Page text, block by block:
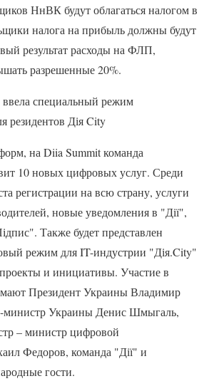
НнВК будут облагаться налогом в
налога на прибыль должны будут
результат расходы на ФЛП,
разрешенные 20%.
ввела специальный режим
резидентов Дія City
на Diia Summit команда
10 новых цифровых услуг. Среди
регистрации на всю страну, услуги
новые уведомления в "Дії",
Также будет представлен
режим для IT-индустрии "Дія.City"
и инициативы. Участие в
Президент Украины Владимир
министр Украины Денис Шмыгаль,
– министр цифровой
Федоров, команда "Дії" и
гости.